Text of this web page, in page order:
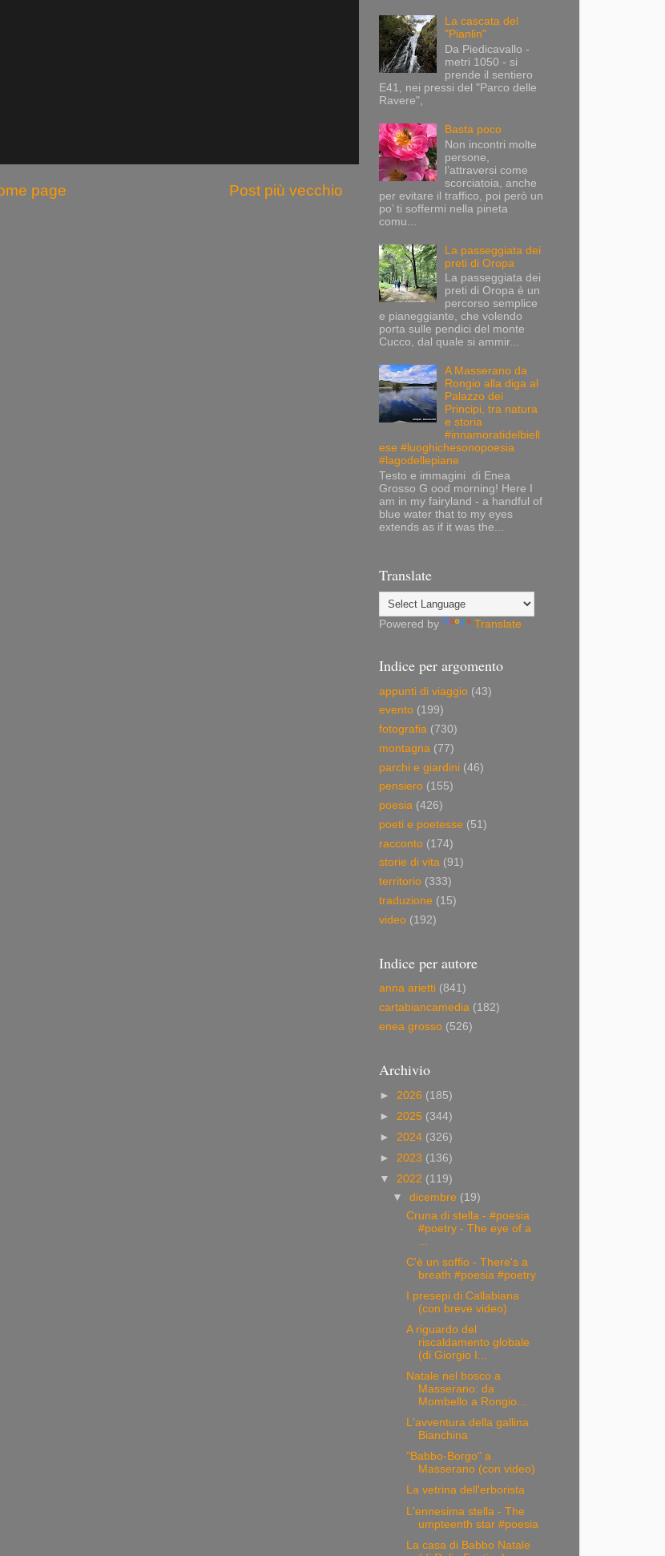
Post più vecchio
page
La cascata del
"Pianlin"
Da Piedicavallo -
metri 1050 - si
prende il sentiero
E41, nei pressi del "Parco delle
Ravere",
Basta poco
Non incontri molte
persone,
l’attraversi come
scorciatoia, anche
per evitare il traffico, poi però un
po’ ti soffermi nella pineta
comu...
La passeggiata dei
preti di Oropa
La passeggiata dei
preti di Oropa è un
percorso semplice
e pianeggiante, che volendo
porta sulle pendici del monte
Cucco, dal quale si ammir...
A Masserano da
Rongio alla diga al
Palazzo dei
Principi, tra natura
e storia
#innamoratidelbiell
ese #luoghichesonopoesia
#lagodellepiane
Testo e immagini di Enea
Grosso G ood morning! Here I
am in my fairyland - a handful of
blue water that to my eyes
extends as if it was the...
Translate
Powered by Translate
Indice per argomento
appunti di viaggio (43)
evento (199)
fotografia (730)
montagna (77)
parchi e giardini (46)
pensiero (155)
poesia (426)
poeti e poetesse (51)
racconto (174)
storie di vita (91)
territorio (333)
traduzione (15)
video (192)
Indice per autore
anna arietti (841)
cartabiancamedia (182)
enea grosso (526)
Archivio
► 2026 (185)
► 2025 (344)
► 2024 (326)
► 2023 (136)
▼ 2022 (119)
▼dicembre (19)
Cruna di stella - #poesia
#poetry - The eye of a
C'è un soffio - There's a
breath #poesia #poetry
I presepi di Callabiana
(con breve video)
A riguardo del
riscaldamento globale
(di Giorgio I...
Natale nel bosco a
Masserano: da
Mombello a Rongio...
L'avventura della gallina
Bianchina
"Babbo-Borgo" a
Masserano (con video)
La vetrina dell'erborista
L'ennesima stella - The
umpteenth star #poesia
La casa di Babbo Natale